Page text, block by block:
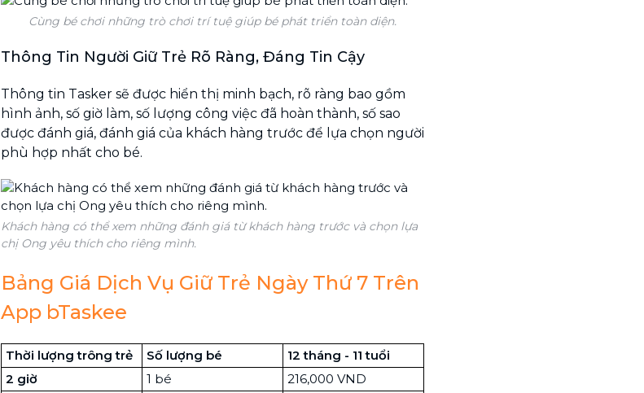
Cùng bé chơi những trò chơi trí tuệ giúp bé phát triển toàn diện.
Thông Tin Người Giữ Trẻ Rõ Ràng, Đáng Tin Cậy
Thông tin Tasker sẽ được hiển thị minh bạch, rõ ràng bao gồm
hình ảnh, số giờ làm, số lượng công việc đã hoàn thành, số sao
được đánh giá, đánh giá của khách hàng trước để lựa chọn người
phù hợp nhất cho bé.
Khách hàng có thể xem những đánh giá từ khách hàng trước và chọn lựa
chị Ong yêu thích cho riêng mình.
Bảng Giá Dịch Vụ Giữ Trẻ Ngày Thứ 7 Trên
App bTaskee
Thời lượng trông trẻ Số lượng bé
12 tháng - 11 tuổi
2 giờ
1 bé
216,000 VND